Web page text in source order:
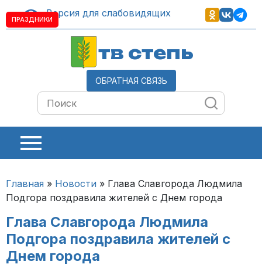
Версия для слабовидящих
тв степь
ОБРАТНАЯ СВЯЗЬ
Главная » Новости » Глава Славгорода Людмила
Подгора поздравила жителей с Днем города
Глава Славгорода Людмила
Подгора поздравила жителей с
Днем города
ПРАЗДНИКИ